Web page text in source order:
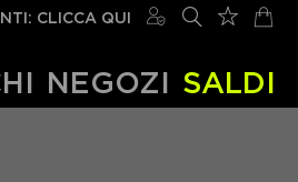
CLICCA QUI
NEGOZI SALDI